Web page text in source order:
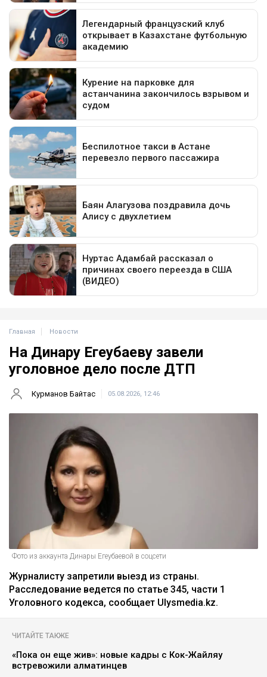
Главная Новости
На Динару Егеубаеву завели
уголовное дело после ДТП
Курманов Байтас 05.08.2026, 12:46
Фото из аккаунта Динары Егеубаевой в соцсети
Журналисту запретили выезд из страны.
Расследование ведется по статье 345, части 1
Уголовного кодекса, сообщает Ulysmedia.kz.
ЧИТАЙТЕ ТАКЖЕ
«Пока он еще жив»: новые кадры с Кок-Жайляу
встревожили алматинцев